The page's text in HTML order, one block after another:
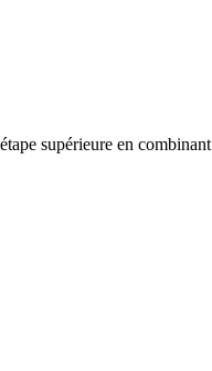
supérieure en combinant